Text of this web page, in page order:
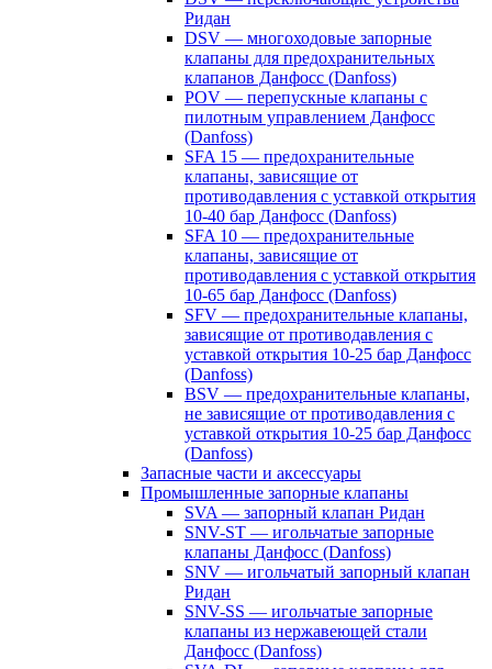
Ридан
DSV — многоходовые запорные
клапаны для предохранительных
клапанов Данфосс (Danfoss)
POV — перепускные клапаны с
пилотным управлением Данфосс
(Danfoss)
SFA 15 — предохранительные
клапаны, зависящие от
противодавления с уставкой открытия
10-40 бар Данфосс (Danfoss)
SFA 10 — предохранительные
клапаны, зависящие от
противодавления с уставкой открытия
10-65 бар Данфосс (Danfoss)
SFV — предохранительные клапаны,
зависящие от противодавления с
уставкой открытия 10-25 бар Данфосс
(Danfoss)
BSV — предохранительные клапаны,
не зависящие от противодавления с
уставкой открытия 10-25 бар Данфосс
(Danfoss)
Запасные части и аксессуары
Промышленные запорные клапаны
SVA — запорный клапан Ридан
SNV-ST — игольчатые запорные
клапаны Данфосс (Danfoss)
SNV — игольчатый запорный клапан
Ридан
SNV-SS — игольчатые запорные
клапаны из нержавеющей стали
Данфосс (Danfoss)